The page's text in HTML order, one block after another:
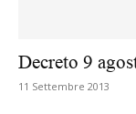
Decreto 9
11 Settembre 2013